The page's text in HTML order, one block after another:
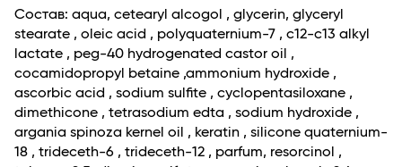
2.Равномерно распределите красящую смесь ,
используя кисточку или щёточку (можно
воспользоваться не металлической расчёской).
3.Время воздействия : от 20 до 40 минут в зависимости
от типа волос и желаемого оттенка.
Окрашивание отросших корней • Если волосы уже
были окрашены,• Если заметна разница между
отросшими и окрашенными волосами , • Если концы
Состав: aqua, cetearyl alcogol , glycerin, glyceryl
stearate , oleic acid , polyquaternium-7 , c12-c13 alkyl
lactate , peg-40 hydrogenated castor oil ,
cocamidopropyl betaine ,ammonium hydroxide ,
ascorbic acid , sodium sulfite , cyclopentasiloxane ,
dimethicone , tetrasodium edta , sodium hydroxide ,
argania spinoza kernel oil , keratin , silicone quaternium-
18 , trideceth-6 , trideceth-12 , parfum, resorcinol ,